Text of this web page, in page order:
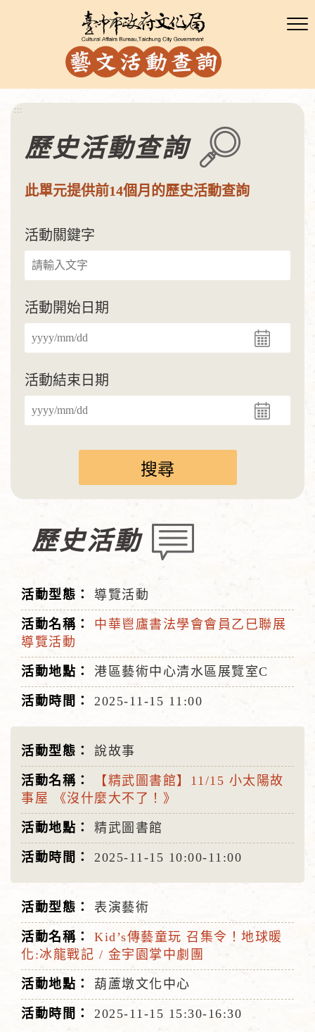
:::
歷史活動查詢
此單元提供前14個月的歷史活動查詢
活動關鍵字
活動開始日期
活動結束日期
歷史活動
導覽活動
中華鬯廬書法學會會員乙巳聯展
導覽活動
港區藝術中心清水區展覽室C
2025-11-15 11:00
說故事
【精武圖書館】11/15 小太陽故
事屋 《沒什麼大不了！》
精武圖書館
2025-11-15 10:00-11:00
表演藝術
Kid’s傳藝童玩 召集令！地球暖
化:冰龍戰記 / 金宇園掌中劇團
葫蘆墩文化中心
2025-11-15 15:30-16:30